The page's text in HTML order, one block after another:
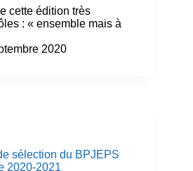
cette édition très
: « ensemble mais à
2020
sélection du BPJEPS
2020-2021